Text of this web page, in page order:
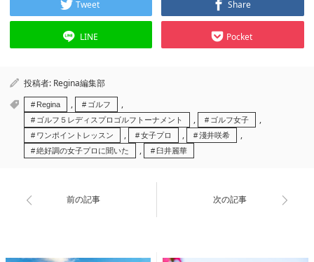
Tweet Share
LINE Pocket
投稿者: Regina編集部
Regina , ゴルフ ,
ゴルフ５レディスプロゴルフトーナメント , ゴルフ女子 ,
ワンポイントレッスン , 女子プロ , 淺井咲希 ,
絶好調の女子プロに聞いた , 臼井麗華
前の記事 次の記事